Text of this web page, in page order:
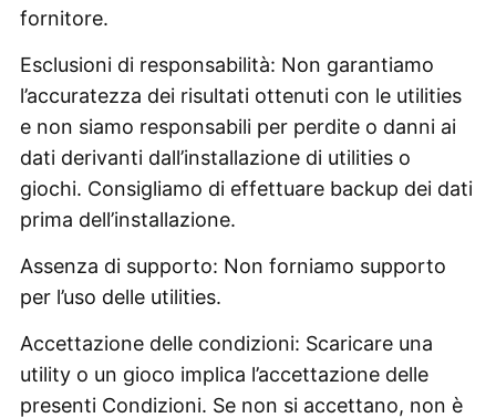
fornitore.
Esclusioni di responsabilità: Non garantiamo
l’accuratezza dei risultati ottenuti con le utilities
e non siamo responsabili per perdite o danni ai
dati derivanti dall’installazione di utilities o
giochi. Consigliamo di effettuare backup dei dati
prima dell’installazione.
Assenza di supporto: Non forniamo supporto
per l’uso delle utilities.
Accettazione delle condizioni: Scaricare una
utility o un gioco implica l’accettazione delle
presenti Condizioni. Se non si accettano, non è